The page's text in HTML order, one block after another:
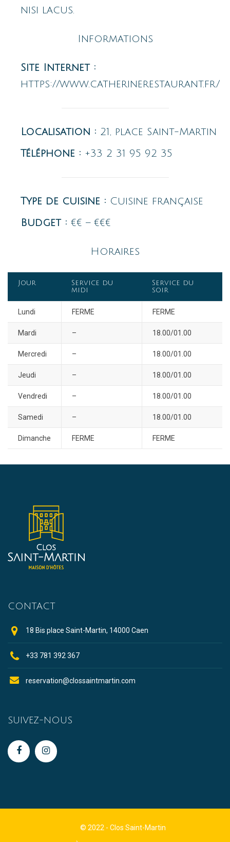
nisi lacus.
Informations
Site Internet :
https://www.catherinerestaurant.fr/
Localisation : 21, place Saint-Martin
Téléphone : +33 2 31 95 92 35
Type de cuisine : Cuisine française
Budget : €€ – €€€
Horaires
Jour
Service du
midi
Service du
soir
Lundi FERME FERME
Mardi – 18.00/01.00
Mercredi – 18.00/01.00
Jeudi – 18.00/01.00
Vendredi – 18.00/01.00
Samedi – 18.00/01.00
Dimanche FERME FERME
CONTACT
18 Bis place Saint-Martin, 14000 Caen
+33 781 392 367
reservation@clossaintmartin.com
SUIVEZ-NOUS
© 2022 - Clos Saint-Martin